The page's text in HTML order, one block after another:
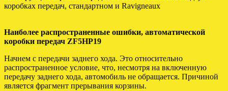
коробках передач, стандартном и Ravigneaux
Наиболее распространенные ошибки, автоматической
коробки передач ZF5HP19
Начнем с передачи заднего хода. Это относительно
распространенное условие, что, несмотря на включенную
передачу заднего хода, автомобиль не обращается. Причиной
является фрагмент прерывания корзины.